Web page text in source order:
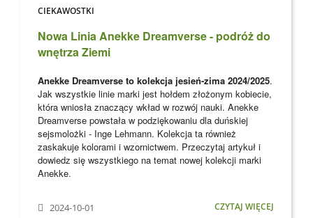
CIEKAWOSTKI
Nowa Linia Anekke Dreamverse - podróż do
wnętrza Ziemi
Anekke Dreamverse to kolekcja jesień-zima 2024/2025.
Jak wszystkie linie marki jest hołdem złożonym kobiecie,
która wniosła znaczący wkład w rozwój nauki. Anekke
Dreamverse powstała w podziękowaniu dla duńskiej
sejsmolożki - Inge Lehmann. Kolekcja ta również
zaskakuje kolorami i wzornictwem. Przeczytaj artykuł i
dowiedz się wszystkiego na temat nowej kolekcji marki
Anekke.
2024-10-01 CZYTAJ WIĘCEJ